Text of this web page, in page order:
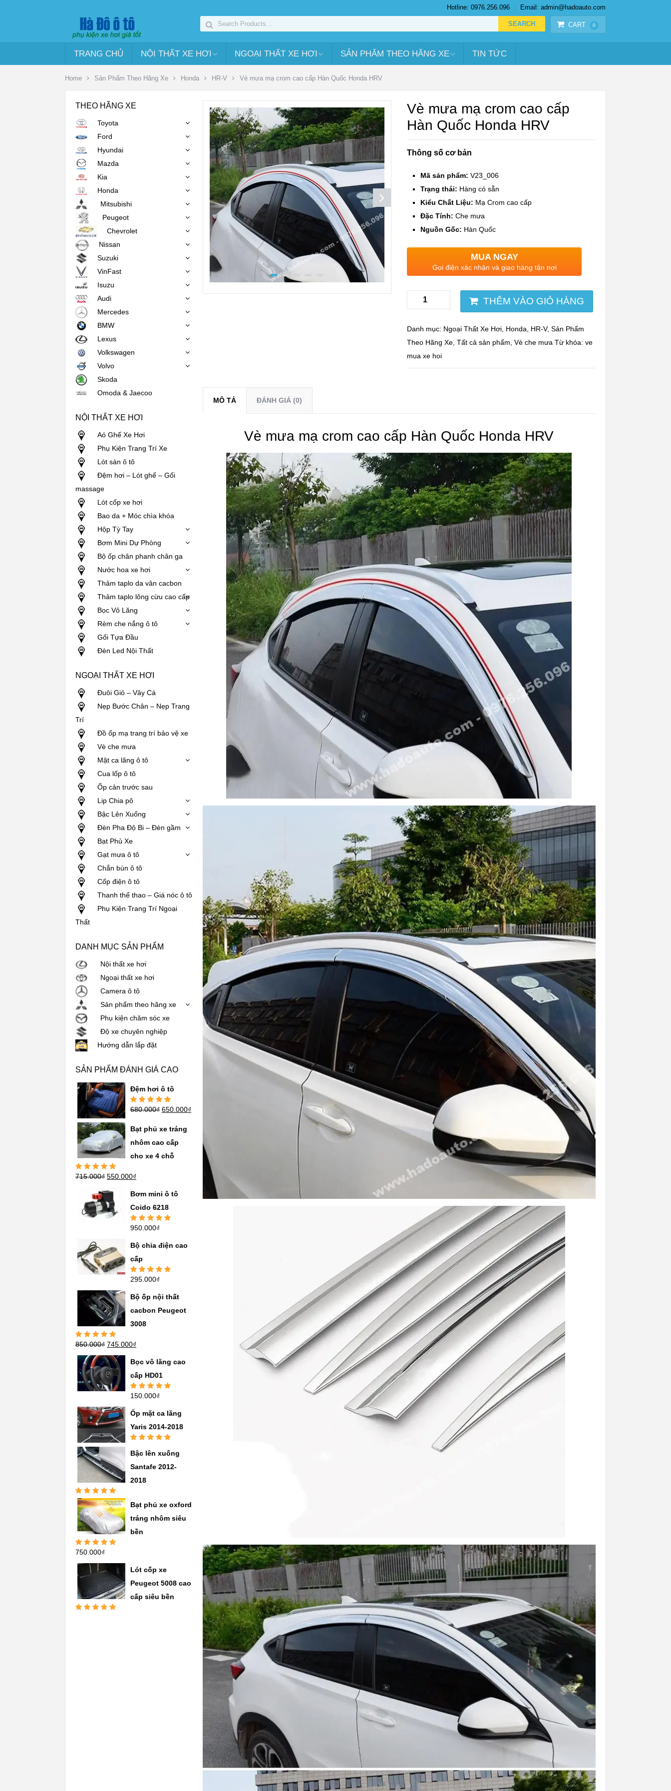
Hotline: 0976.256.096 Email: admin@hadoauto.com
CART 0
TRANG CHỦ NỘI THẤT XE HƠI NGOẠI THẤT XE HƠI SẢN PHẨM THEO HÃNG XE TIN TỨC
Home Sản Phẩm Theo Hãng Xe Honda HR-V Vè mưa mạ crom cao cấp Hàn Quốc Honda HRV
Vè mưa mạ crom cao cấp
Hàn Quốc Honda HRV
Thông số cơ bản
Mã sản phẩm: V23_006
Trạng thái: Hàng có sẵn
Kiểu Chất Liệu: Mạ Crom cao cấp
Đặc Tính: Che mưa
Nguồn Gốc: Hàn Quốc
MUA NGAY
Gọi điện xác nhận và giao hàng tận nơi
THÊM VÀO GIỎ HÀNG
Danh mục: Ngoại Thất Xe Hơi Honda HR-V,Sản Phẩm
Theo Hãng Xe ,Tất cả sản phẩm ,Vè che mưa Từ khóa:ve
mua xe hoi
MÔ TẢ ĐÁNH GIÁ (0)
Vè mưa mạ crom cao cấp Hàn Quốc Honda HRV
THEO HÃNG XE
Toyota
Ford
Hyundai
Mazda
Kia
Honda
Mitsubishi
Peugeot
Chevrolet
Nissan
Suzuki
VinFast
Isuzu
Audi
Mercedes
BMW
Lexus
Volkswagen
Volvo
Skoda
Omoda & Jaecoo
NỘI THẤT XE HƠI
Aó Ghế Xe Hơi
Phụ Kiện Trang Trí Xe
Lót sàn ô tô
Đệm hơi – Lót ghế – Gối
massage
Lót cốp xe hơi
Bao da + Móc chìa khóa
Hộp Tỳ Tay
Bơm Mini Dự Phòng
Bộ ốp chân phanh chân ga
Nước hoa xe hơi
Thảm taplo da vân cacbon
Thảm taplo lông cừu cao cấp
Bọc Vô Lăng
Rèm che nắng ô tô
Gối Tựa Đầu
Đèn Led Nội Thất
NGOẠI THẤT XE HƠI
Đuôi Gió – Vây Cá
Nẹp Bước Chân – Nẹp Trang
Trí
Đồ ốp mạ trang trí bảo vệ xe
Vè che mưa
Mặt ca lăng ô tô
Cua lốp ô tô
Ốp cản trước sau
Lip Chia pô
Bậc Lên Xuống
Đèn Pha Độ Bi – Đèn gầm
Bạt Phủ Xe
Gạt mưa ô tô
Chắn bùn ô tô
Cốp điện ô tô
Thanh thể thao – Giá nóc ô tô
Phụ Kiện Trang Trí Ngoại
Thất
DANH MỤC SẢN PHẨM
Nội thất xe hơi
Ngoại thất xe hơi
Camera ô tô
Sản phẩm theo hãng xe
Phụ kiện chăm sóc xe
Độ xe chuyên nghiệp
Hướng dẫn lắp đặt
SẢN PHẨM ĐÁNH GIÁ CAO
Đệm hơi ô tô
Được xếp
680.000₫ 650.000₫
Bạt phủ xe tráng
nhôm cao cấp
cho xe 4 chỗ
Được xếp
715.000₫ 550.000₫
Bơm mini ô tô
Coido 6218
Được xếp
sao
950.000₫
Bộ chia điện cao
cấp
Được xếp
sao
295.000₫
Bộ ốp nội thất
cacbon Peugeot
3008
Được xếp
sao
850.000₫ 745.000₫
Bọc vô lăng cao
cấp HD01
Được xếp
sao
150.000₫
Ốp mặt ca lăng
Yaris 2014-2018
hạng5.005
Bậc lên xuống
Santafe 2012-
2018
Được xếp
hạng5.005
sao
Bạt phủ xe oxford
tráng nhôm siêu
bền
Được xếp
sao
750.000₫
Lót cốp xe
Peugeot 5008 cao
cấp siêu bền